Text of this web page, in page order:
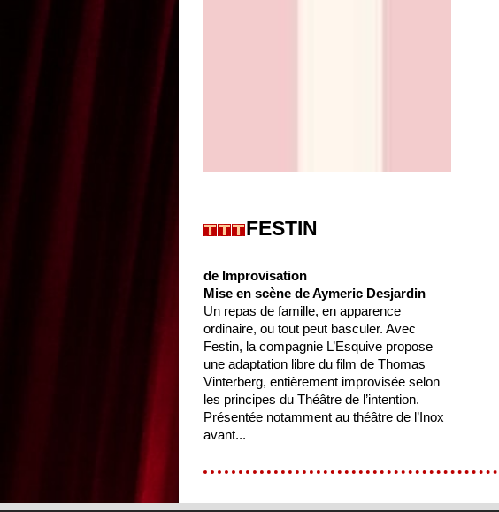
FESTIN
de Improvisation
Mise en scène de Aymeric Desjardin
Un repas de famille, en apparence
ordinaire, ou tout peut basculer. Avec
Festin, la compagnie L’Esquive propose
une adaptation libre du film de Thomas
Vinterberg, entièrement improvisée selon
les principes du Théâtre de l’intention.
Présentée notamment au théâtre de l’Inox
avant...